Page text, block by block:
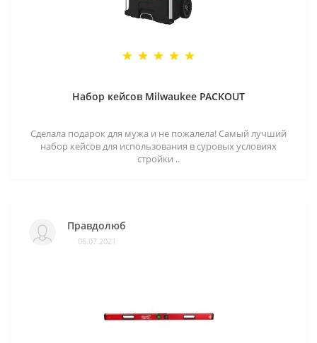
Набор кейсов Milwaukee PACKOUT
Сделала подарок для мужа и не пожалела! Самый лучший
набор кейсов для использования в суровых условиях
стройки ..
Правдолюб
06.07.2021